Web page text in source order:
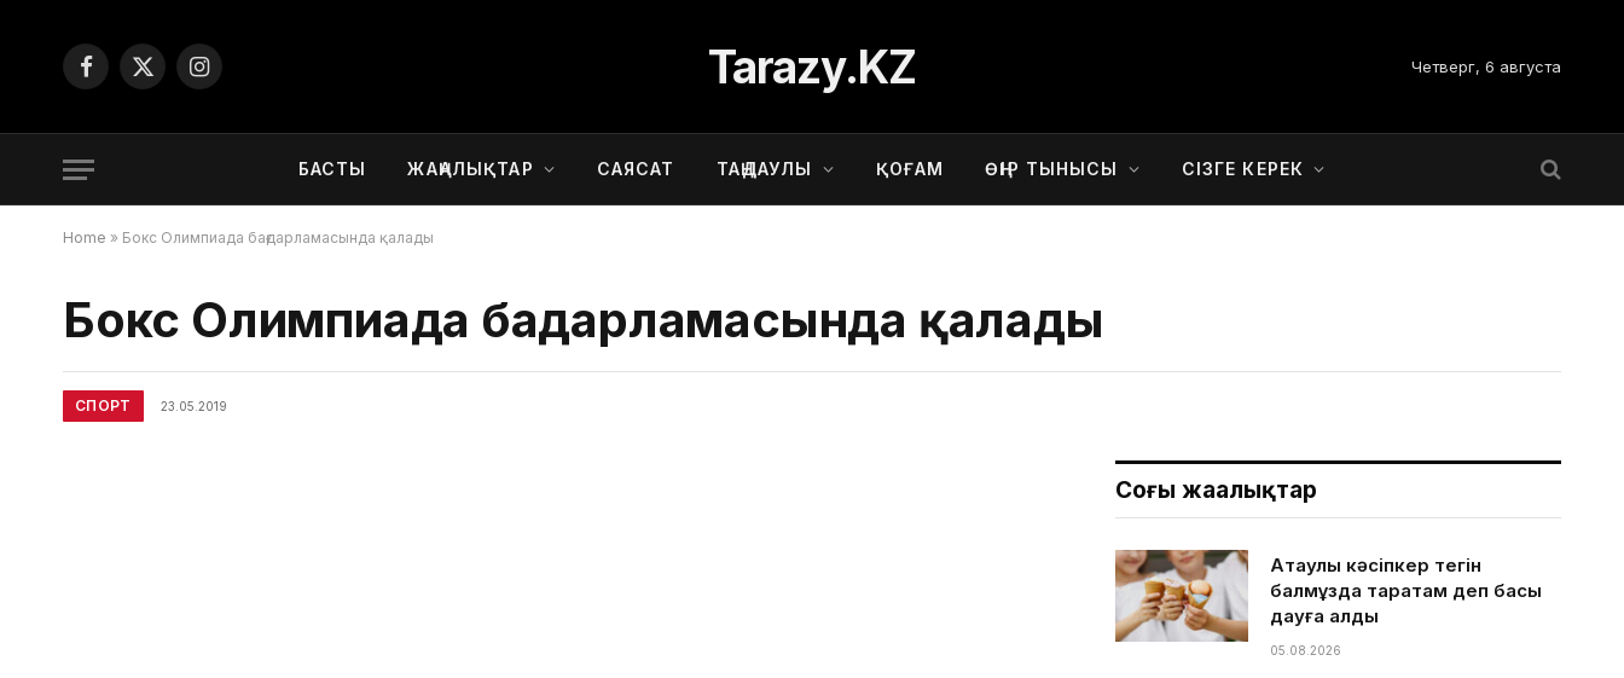
Facebook
X
Instagram Tarazy.KZ Четверг, 6 августа
БАСТЫ ЖАҢАЛЫҚТАР САЯСАТ ТАҢДАУЛЫ ҚОҒАМ ӨҢІР ТЫНЫСЫ СІЗГЕ КЕРЕК
Home » Бокс Олимпиада бағдарламасында қалады
Бокс Олимпиада бағдарламасында қалады
СПОРТ 23.05.2019
Соңғы жаңалықтар
Ақтаулық кәсіпкер тегін
балмұздақ таратам деп басы
дауға қалды
05.08.2026